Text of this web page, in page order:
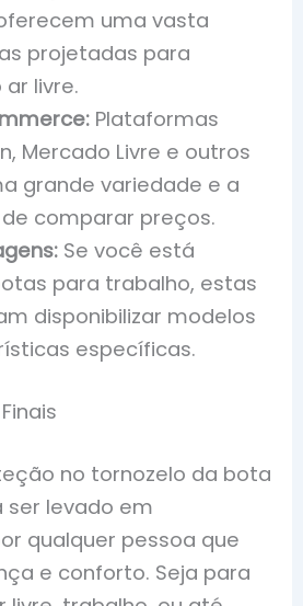
uma vasta
projetadas para
livre.
Plataformas
Mercado Livre e outros
grande variedade e a
comparar preços.
Se você está
para trabalho, estas
disponibilizar modelos
específicas.
no tornozelo da bota
levado em
qualquer pessoa que
e conforto. Seja para